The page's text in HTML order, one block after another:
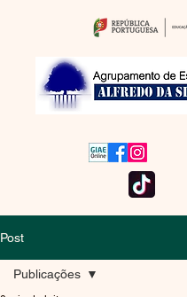
Post
Publicações